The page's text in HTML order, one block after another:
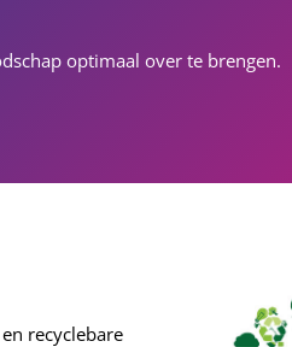
optimaal over te brengen.
recyclebare